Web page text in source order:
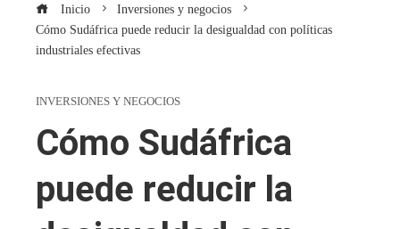
Inicio
Inversiones y negocios
Cómo Sudáfrica puede reducir la desigualdad con políticas
industriales efectivas
INVERSIONES Y NEGOCIOS
Cómo Sudáfrica
puede reducir la